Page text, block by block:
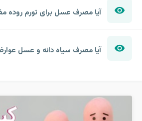
آیا مصرف عسل برای تورم روده
آیا مصرف سیاه دانه و عسل